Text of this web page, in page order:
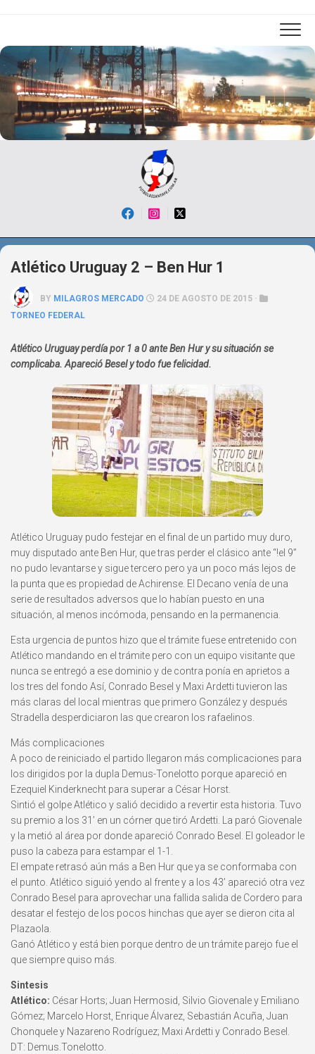
Atlético Uruguay 2 – Ben Hur 1
BY MILAGROS MERCADO
24 DE AGOSTO DE 2015 ·
TORNEO FEDERAL
Atlético Uruguay perdía por 1 a 0 ante Ben Hur y su situación se
complicaba. Apareció Besel y todo fue felicidad.
Atlético Uruguay pudo festejar en el final de un partido muy duro,
muy disputado ante Ben Hur, que tras perder el clásico ante “!el 9”
no pudo levantarse y sigue tercero pero ya un poco más lejos de
la punta que es propiedad de Achirense. El Decano venía de una
serie de resultados adversos que lo habían puesto en una
situación, al menos incómoda, pensando en la permanencia.
Esta urgencia de puntos hizo que el trámite fuese entretenido con
Atlético mandando en el trámite pero con un equipo visitante que
nunca se entregó a ese dominio y de contra ponía en aprietos a
los tres del fondo Así, Conrado Besel y Maxi Ardetti tuvieron las
más claras del local mientras que primero González y después
Stradella desperdiciaron las que crearon los rafaelinos.
Más complicaciones
A poco de reiniciado el partido llegaron más complicaciones para
los dirigidos por la dupla Demus-Tonelotto porque apareció en
Ezequiel Kinderknecht para superar a César Horst.
Sintió el golpe Atlético y salió decidido a revertir esta historia. Tuvo
su premio a los 31’ en un córner que tiró Ardetti. La paró Giovenale
y la metió al área por donde apareció Conrado Besel. El goleador le
puso la cabeza para estampar el 1-1.
El empate retrasó aún más a Ben Hur que ya se conformaba con
el punto. Atlético siguió yendo al frente y a los 43’ apareció otra vez
Conrado Besel para aprovechar una fallida salida de Cordero para
desatar el festejo de los pocos hinchas que ayer se dieron cita al
Plazaola.
Ganó Atlético y está bien porque dentro de un trámite parejo fue el
que siempre quiso más.
Sintesis
Atlético: César Horts; Juan Hermosid, Silvio Giovenale y Emiliano
Gómez; Marcelo Horst, Enrique Álvarez, Sebastián Acuña, Juan
Chonquele y Nazareno Rodríguez; Maxi Ardetti y Conrado Besel.
DT: Demus.Tonelotto.